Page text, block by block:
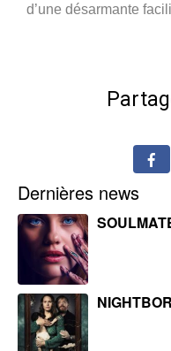
d’une désarmante
Dernières news